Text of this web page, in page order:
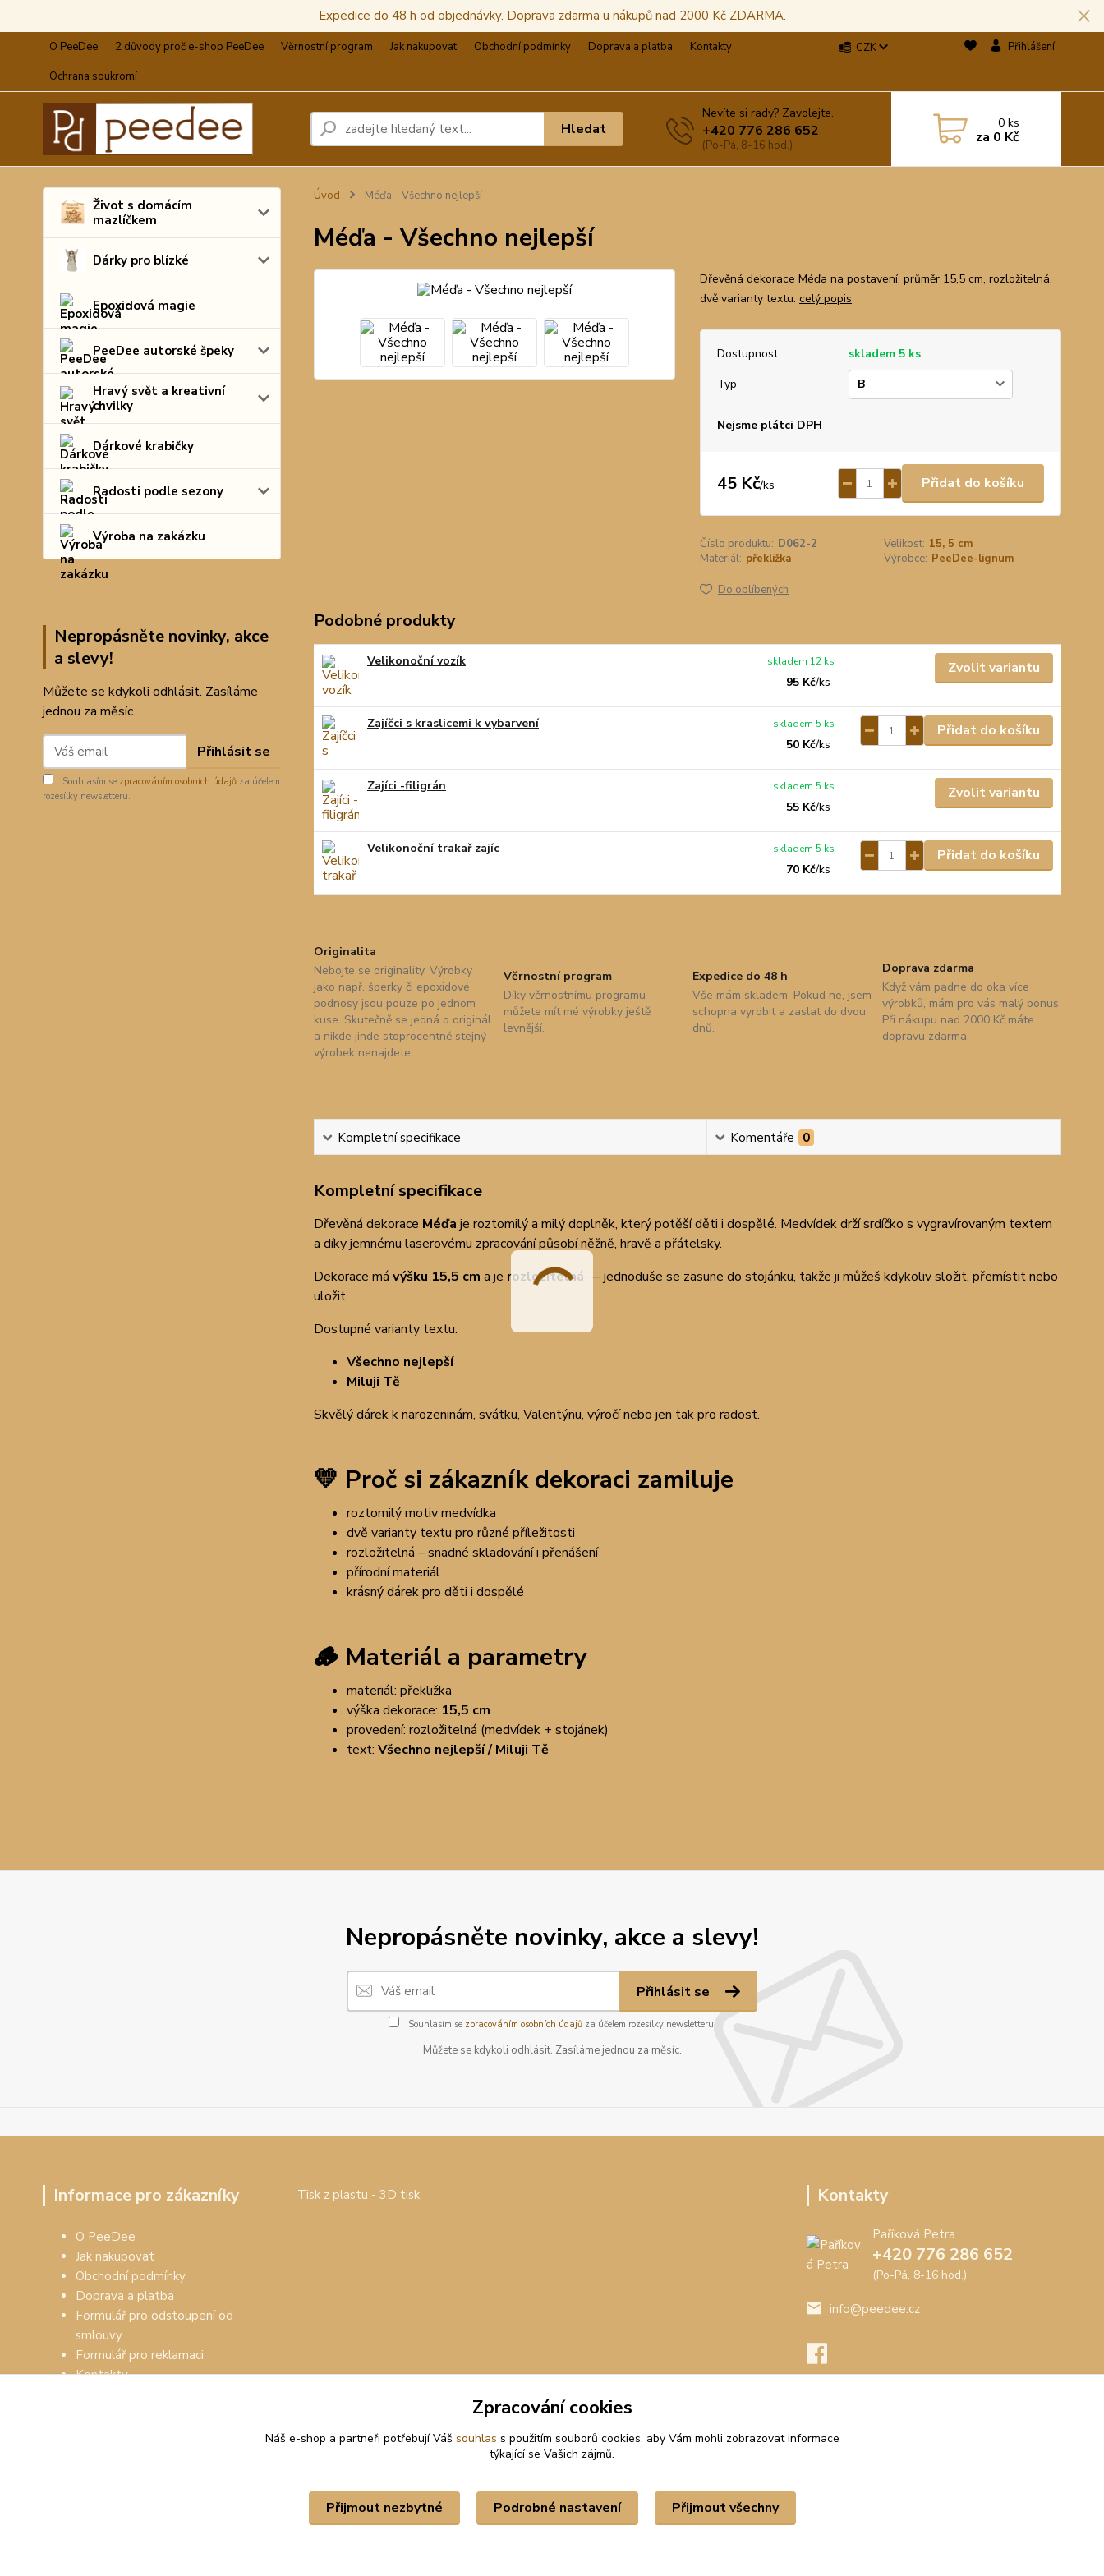
Expedice do 48 h od objednávky. Doprava zdarma u nákupů nad 2000 Kč ZDARMA.
O PeeDee 2 důvody proč e-shop PeeDee Věrnostní program Jak nakupovat Obchodní podmínky Doprava a platba
Kontakty
Ochrana soukromí
CZK Přihlášení
Hledat
Nevíte si rady? Zavolejte.
+420 776 286 652
(Po-Pá, 8-16 hod.)
0ks
za 0 Kč
Život s domácím
mazlíčkem
Dárky pro blízké
Epoxidová magie
PeeDee autorské špeky
Hravý svět a kreativní
chvilky
Dárkové krabičky
Radosti podle sezony
Výroba na zakázku
Nepropásněte novinky, akce
a slevy!
Můžete se kdykoli odhlásit. Zasíláme
jednou za měsíc.
Přihlásit se
Souhlasím se zpracováním osobních údajů za účelem
rozesílky newsletteru.
Úvod Méďa - Všechno nejlepší
Méďa - Všechno nejlepší
Dřevěná dekorace Méďa na postavení, průměr 15,5 cm, rozložitelná,
dvě varianty textu. celý popis
Dostupnost
skladem 5 ks
Typ
Nejsme plátci DPH
45 Kč/ks Přidat do košíku
Číslo produktu: D062-2 Velikost: 15, 5 cm
Materiál: překližka Výrobce: PeeDee-lignum
Do oblíbených
Podobné produkty
Velikonoční vozík
95 Kč/ks
skladem 12 ks Zvolit variantu
Zajíčci s kraslicemi k vybarvení
50 Kč/ks
skladem 5 ks Přidat do košíku
Zajíci -filigrán
55 Kč/ks
skladem 5 ks Zvolit variantu
Velikonoční trakař zajíc
70 Kč/ks
skladem 5 ks Přidat do košíku
Originalita
Nebojte se originality. Výrobky
jako např. šperky či epoxidové
podnosy jsou pouze po jednom
kuse. Skutečně se jedná o originál
a nikde jinde stoprocentně stejný
výrobek nenajdete.
Věrnostní program
Díky věrnostnímu programu
můžete mít mé výrobky ještě
levnější.
Expedice do 48 h
Vše mám skladem. Pokud ne, jsem
schopna vyrobit a zaslat do dvou
dnů.
Doprava zdarma
Když vám padne do oka více
výrobků, mám pro vás malý bonus.
Při nákupu nad 2000 Kč máte
dopravu zdarma.
Kompletní specifikace Komentáře 0
Kompletní specifikace
Dřevěná dekorace Méďa je roztomilý a milý doplněk, který potěší děti i dospělé. Medvídek drží srdíčko s vygravírovaným textem
a díky jemnému laserovému zpracování působí něžně, hravě a přátelsky.
Dekorace má výšku 15,5 cm a je rozložitelná — jednoduše se zasune do stojánku, takže ji můžeš kdykoliv složit, přemístit nebo
uložit.
Dostupné varianty textu:
Všechno nejlepší
Miluji Tě
Skvělý dárek k narozeninám, svátku, Valentýnu, výročí nebo jen tak pro radost.
💛 Proč si zákazník dekoraci zamiluje
roztomilý motiv medvídka
dvě varianty textu pro různé příležitosti
rozložitelná – snadné skladování i přenášení
přírodní materiál
krásný dárek pro děti i dospělé
🪵 Materiál a parametry
materiál: překližka
výška dekorace: 15,5 cm
provedení: rozložitelná (medvídek + stojánek)
text: Všechno nejlepší / Miluji Tě
Nepropásněte novinky, akce a slevy!
Přihlásit se
Souhlasím se zpracováním osobních údajůza účelem rozesílky newsletteru.
Můžete se kdykoli odhlásit. Zasíláme jednou za měsíc.
Informace pro zákazníky
O PeeDee
Jak nakupovat
Obchodní podmínky
Doprava a platba
Formulář pro odstoupení od
smlouvy
Formulář pro reklamaci
Kontakty
Tisk z plastu - 3D tisk Kontakty
Paříková Petra
+420 776 286 652
(Po-Pá, 8-16 hod.)
info@peedee.cz
Zpracování cookies
Náš e-shop a partneři potřebují Váš souhlas s použitím souborů cookies, aby Vám mohli zobrazovat informace
týkající se Vašich zájmů.
Přijmout nezbytné Podrobné nastavení Přijmout všechny